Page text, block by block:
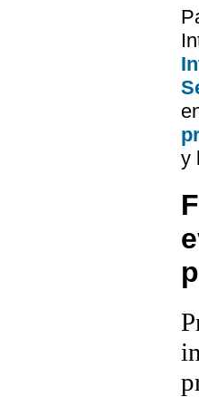
y